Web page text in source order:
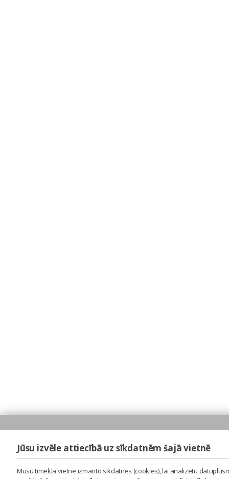
Jūsu izvēle attiecībā uz sīkdatnēm šajā vietnē
Mūsu tīmekļa vietne izmanto sīkdatnes (cookies), lai analizētu